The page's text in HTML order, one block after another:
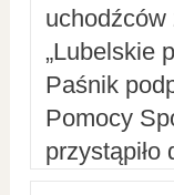
uchodźców
„Lubelskie
Paśnik
Pomocy
przystąpiło